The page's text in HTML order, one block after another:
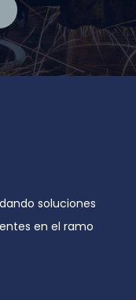
soluciones
en el ramo